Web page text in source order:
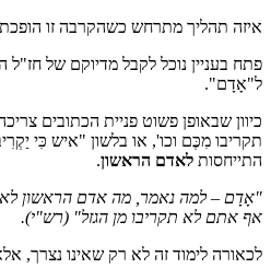
איזה תהליך מתרחש כשהקרבה זו
פתח בעניין נוכל לקבל מדיוקם של חז"ל
ל"אָדָם".
כיוון שבאופן פשוט פניית הכתובים
תקריבו מִכֶּם וכו', או בלשון "איש כִּי
התייחסות לאדם הראשון.
"אָדָם – למה נאמר, מה אדם הראשון לא
אף אתם לא תקריבו מן הגזל" (רש"י).
לכאורה לימוד זה לא רק שאינו נצרך,